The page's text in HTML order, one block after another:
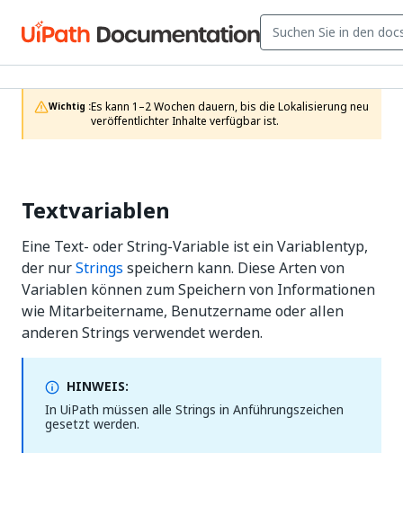
Wichtig :Es kann 1–2 Wochen dauern, bis die Lokalisierung neu
veröffentlichter Inhalte verfügbar ist.
Textvariablen
Eine Text- oder String-Variable ist ein Variablentyp,
der nurStrings speichern kann. Diese Arten von
Variablen können zum Speichern von Informationen
wie Mitarbeitername, Benutzername oder allen
anderen Strings verwendet werden.
HINWEIS:
In UiPath müssen alle Strings in Anführungszeichen
gesetzt werden.